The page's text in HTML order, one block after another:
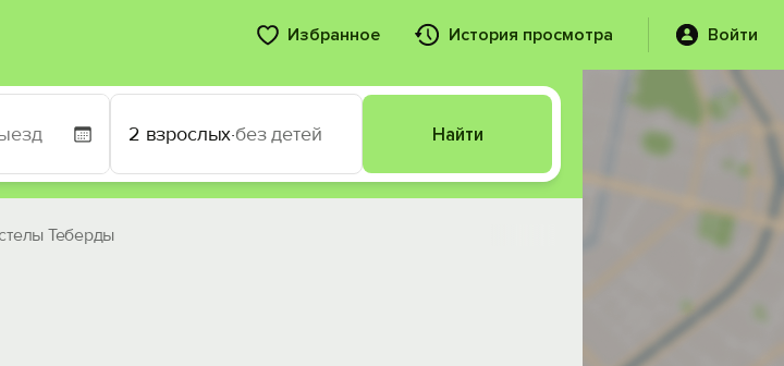
Избранное История просмотра Войти
2 взрослых·без детей Найти
Теберды